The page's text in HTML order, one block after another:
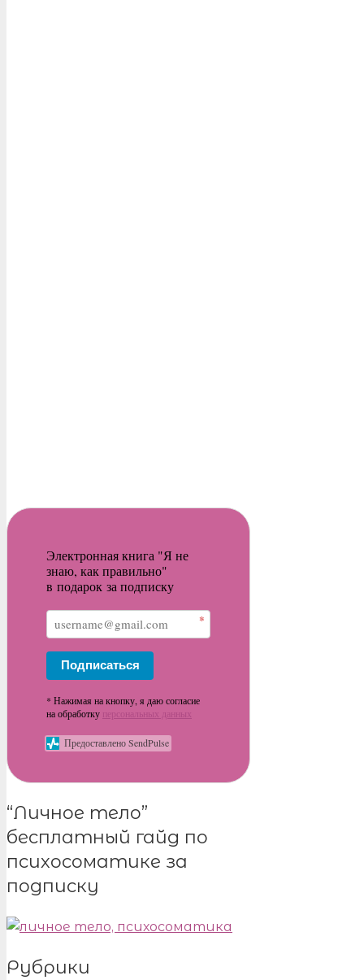
Электронная книга "Я не
знаю, как правильно"
в подарок за подписку
*
Подписаться
* Нажимая на кнопку, я даю согласие
на обработку персональных данных
Предоставлено SendPulse
“Личное тело”
бесплатный гайд по
психосоматике за
подписку
Рубрики